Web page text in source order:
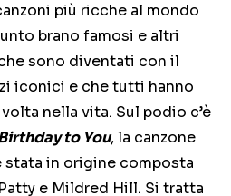
più ricche al mondo
brano famosi e altri
sono diventati con il
iconici e che tutti hanno
nella vita. Sul podio c’è
to You, la canzone
stata in origine composta
e Mildred Hill. Si tratta